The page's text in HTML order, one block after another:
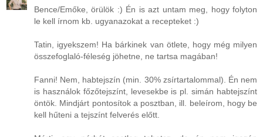
Bence/Emőke, örülök :) Én is azt untam meg, hogy folyton
le kell írnom kb. ugyanazokat a recepteket :)
Tatin, igyekszem! Ha bárkinek van ötlete, hogy még milyen
összefoglaló-féleség jöhetne, ne tartsa magában!
Fanni! Nem, habtejszín (min. 30% zsírtartalommal). Én nem
is használok főzőtejszínt, levesekbe is pl. simán habtejszínt
öntök. Mindjárt pontosítok a posztban, ill. beleírom, hogy be
kell hűteni a tejszínt felverés előtt.